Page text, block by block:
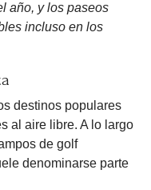
año, y los paseos
incluso en los
destinos populares
al aire libre. A lo largo
de golf
denominarse parte